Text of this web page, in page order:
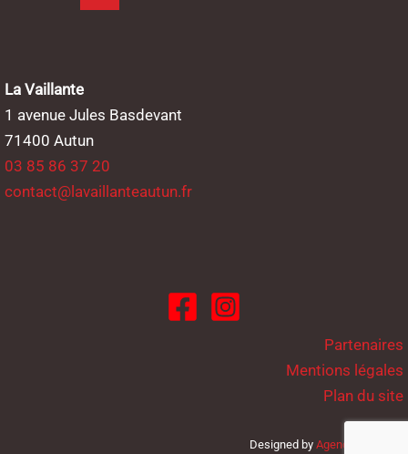
La Vaillante
1 avenue Jules Basdevant
71400 Autun
03 85 86 37 20
contact@lavaillanteautun.fr
Partenaires
Mentions légales
Plan du site
Designed by Agence Cameleo